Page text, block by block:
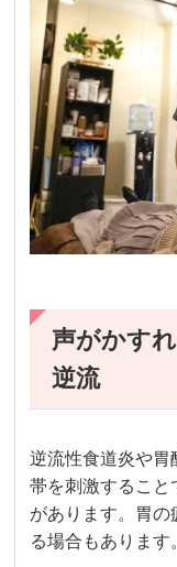
声がかす
逆流
逆流性食道炎や胃
帯を刺激すること
があります。胃の
る場合もあります